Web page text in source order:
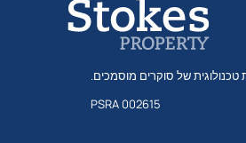
של סוקרים מוסמכים.
PSRA 002615